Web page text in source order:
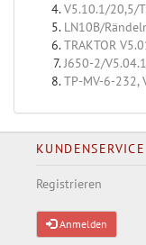
V5.10.1/20,5/
LN10B/
TRAKTOR
J650-2/
TP-MV-6-232,
KUNDENSERVICE
Registrieren
Anmelden